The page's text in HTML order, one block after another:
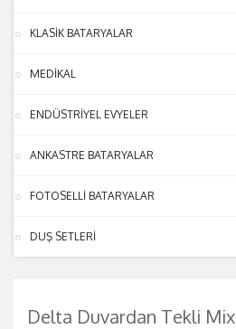
KLASİK BATARYALAR
MEDİKAL
ENDÜSTRİYEL EVYELER
ANKASTRE BATARYALAR
FOTOSELLİ BATARYALAR
DUŞ SETLERİ
Delta Duvardan Tekli Mix